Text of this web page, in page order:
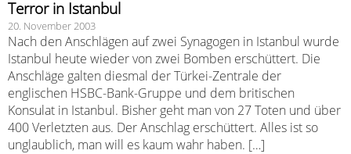
Terror in Istanbul
20. November 2003
Nach den Anschlägen auf zwei Synagogen in Istanbul wurde
Istanbul heute wieder von zwei Bomben erschüttert. Die
Anschläge galten diesmal der Türkei-Zentrale der
englischen HSBC-Bank-Gruppe und dem britischen
Konsulat in Istanbul. Bisher geht man von 27 Toten und über
400 Verletzten aus. Der Anschlag erschüttert. Alles ist so
unglaublich, man will es kaum wahr haben. […]